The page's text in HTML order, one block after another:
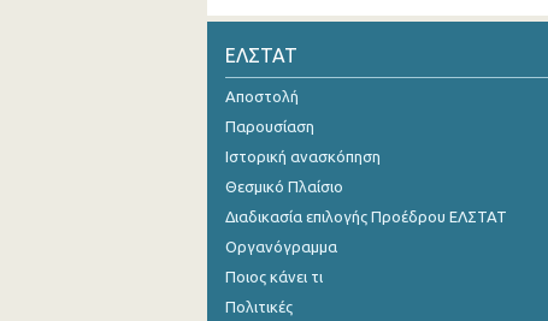
ΕΛΣΤΑΤ
Αποστολή
Παρουσίαση
Ιστορική ανασκόπηση
Θεσμικό Πλαίσιο
Διαδικασία επιλογής Προέδρου ΕΛΣΤΑΤ
Οργανόγραμμα
Ποιος κάνει τι
Πολιτικές